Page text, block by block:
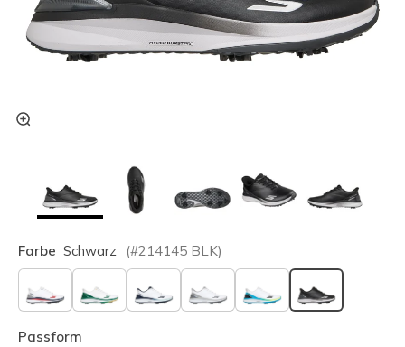
Farbe Schwarz (#214145 BLK)
ausgewählt
Passform